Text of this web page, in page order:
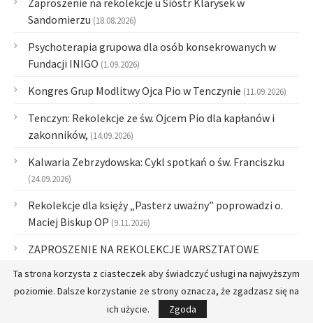
Zaproszenie na rekolekcje u Sióstr Klarysek w
Sandomierzu (18.08.2026)
Psychoterapia grupowa dla osób konsekrowanych w
Fundacji INIGO (1.09.2026)
Kongres Grup Modlitwy Ojca Pio w Tenczynie (11.09.2026)
Tenczyn: Rekolekcje ze św. Ojcem Pio dla kapłanów i
zakonników, (14.09.2026)
Kalwaria Zebrzydowska: Cykl spotkań o św. Franciszku
(24.09.2026)
Rekolekcje dla księży „Pasterz uważny” poprowadzi o.
Maciej Biskup OP (9.11.2026)
ZAPROSZENIE NA REKOLEKCJE WARSZTATOWE
„DIALOG DROGĄ KOMUNIKACJI KAPŁANÓW I OSÓB
ŻYCIA KONSEKROWANEGO”
Modlitwa "Ojcze nasz" – biblijna sesja medytacyjna
Ta strona korzysta z ciasteczek aby świadczyć usługi na najwyższym
poziomie. Dalsze korzystanie ze strony oznacza, że zgadzasz się na
ich użycie.
Zgoda